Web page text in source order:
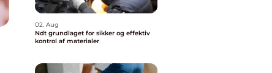
02. Aug
Ndt grundlaget for sikker og effektiv
kontrol af materialer